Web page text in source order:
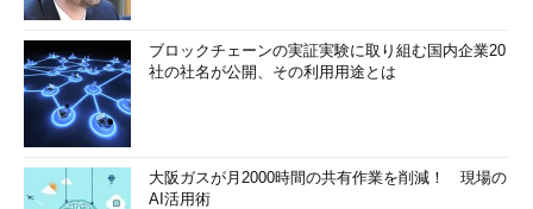
ブロックチェーンの実証実験に取り組む国内企業20
社の社名が公開、その利用用途とは
大阪ガスが月2000時間の共有作業を削減！ 現場の
AI活用術